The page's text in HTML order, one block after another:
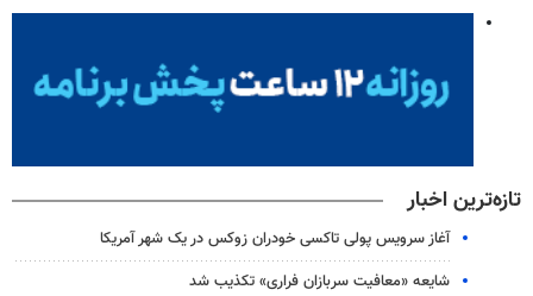
تازه‌ترین اخبار
آغاز سرویس پولی تاکسی خودران زوکس در یک شهر آمریکا
شایعه «معافیت سربازان فراری» تکذیب شد